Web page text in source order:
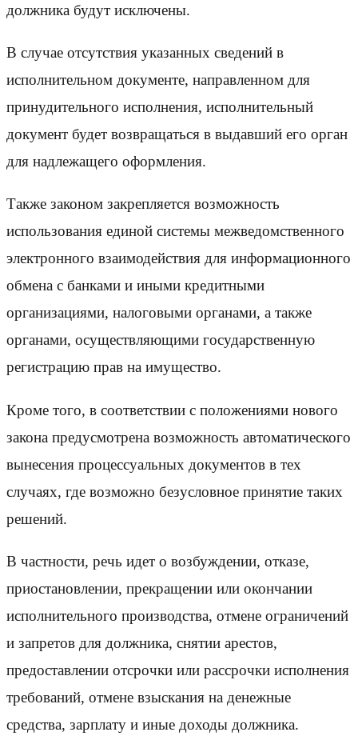
должника будут исключены.
В случае отсутствия указанных сведений в
исполнительном документе, направленном для
принудительного исполнения, исполнительный
документ будет возвращаться в выдавший его орган
для надлежащего оформления.
Также законом закрепляется возможность
использования единой системы межведомственного
электронного взаимодействия для информационного
обмена с банками и иными кредитными
организациями, налоговыми органами, а также
органами, осуществляющими государственную
регистрацию прав на имущество.
Кроме того, в соответствии с положениями нового
закона предусмотрена возможность автоматического
вынесения процессуальных документов в тех
случаях, где возможно безусловное принятие таких
решений.
В частности, речь идет о возбуждении, отказе,
приостановлении, прекращении или окончании
исполнительного производства, отмене ограничений
и запретов для должника, снятии арестов,
предоставлении отсрочки или рассрочки исполнения
требований, отмене взыскания на денежные
средства, зарплату и иные доходы должника.